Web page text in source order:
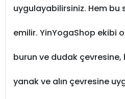
uygulayabilirsiniz. Hem bu
emilir. YinYogaShop ekibi
burun ve dudak çevresine,
yanak ve alın çevresine